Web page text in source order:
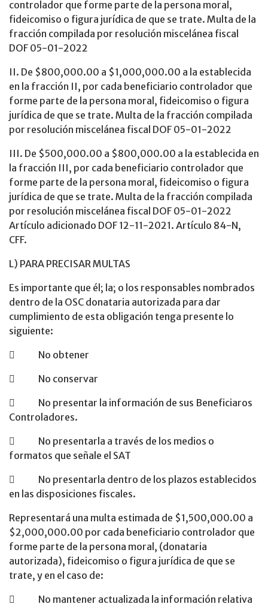
controlador que forme parte de la persona moral,
fideicomiso o figura jurídica de que se trate. Multa de la
fracción compilada por resolución miscelánea fiscal
DOF 05-01-2022
II. De $800,000.00 a $1,000,000.00 a la establecida
en la fracción II, por cada beneficiario controlador que
forme parte de la persona moral, fideicomiso o figura
jurídica de que se trate. Multa de la fracción compilada
por resolución miscelánea fiscal DOF 05-01-2022
III. De $500,000.00 a $800,000.00 a la establecida en
la fracción III, por cada beneficiario controlador que
forme parte de la persona moral, fideicomiso o figura
jurídica de que se trate. Multa de la fracción compilada
por resolución miscelánea fiscal DOF 05-01-2022
Artículo adicionado DOF 12-11-2021. Artículo 84-N,
CFF.
L) PARA PRECISAR MULTAS
Es importante que él; la; o los responsables nombrados
dentro de la OSC donataria autorizada para dar
cumplimiento de esta obligación tenga presente lo
siguiente:
 No obtener
 No conservar
 No presentar la información de sus Beneficiaros
Controladores.
 No presentarla a través de los medios o
formatos que señale el SAT
 No presentarla dentro de los plazos establecidos
en las disposiciones fiscales.
Representará una multa estimada de $1,500,000.00 a
$2,000,000.00 por cada beneficiario controlador que
forme parte de la persona moral, (donataria
autorizada), fideicomiso o figura jurídica de que se
trate, y en el caso de:
 No mantener actualizada la información relativa